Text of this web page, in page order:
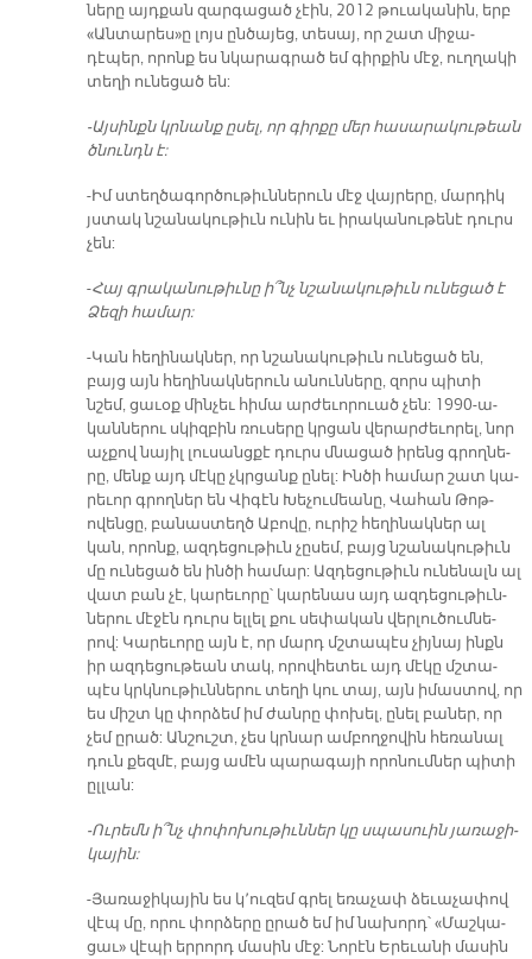
նե­րը այդ­քան զար­գա­ցած չէին, 2012 թուակա­նին, երբ
«Ան­տա­րե­ս»ը լոյս ըն­ծա­յեց, տե­սայ, որ շատ մի­ջա­
դէպեր, որոնք ես նկա­րագ­րած եմ գիր­քին մէջ, ուղ­ղա­կի
տե­ղի ու­նե­ցած են:
-Այ­սինքն կրնանք ը­սել, որ գիր­քը մեր հա­սա­րա­կու­թեան
ծնունդն է:
-Իմ ստեղ­ծա­գոր­ծու­թիւն­նե­րուն մէջ վայրերը, մար­դիկ
յստակ նշանա­կու­թիւն ու­նին եւ ի­րա­կա­նու­թե­նէ դուրս
չեն:
-Հայ գրա­կա­նու­թիւ­նը ի՞նչ նշա­նա­կու­թիւն ու­նե­ցած է
Ձե­զի հա­մար:
-Կան հե­ղի­նակ­ներ, որ նշա­նա­կու­թիւն ու­նե­ցած են,
բայց այն հե­ղի­նակ­նե­րուն ա­նուն­նե­րը, զորս պի­տի
նշեմ, ցա­ւօք մին­չեւ հի­մա ար­ժե­ւո­րուած չեն: 1990-ա­
կան­նե­րու սկիզբին ռուս­ե­րը կրցան վե­րար­ժե­ւո­րել, նոր
աչ­քով նա­յիլ լու­սանց­քէ դուրս մնա­ցած ի­րենց գրող­նե­
րը, մենք այդ մէ­կը չկրցանք ը­նել: Ինծի հա­մար շատ կա­
րե­ւոր գրող­ներ են Վի­գէն Խե­չու­մեա­նը, Վա­հան Թոթ­
ովեն­ցը, բա­նաս­տեղծ Ա­բո­վը, ու­րիշ հե­ղի­նակ­ներ ալ
կան, ո­րոնք, ազ­դե­ցու­թիւն չը­սեմ, բայց նշա­նա­կու­թիւն
մը ու­նե­ցած են ին­ծի հա­մար: Ազ­դե­ցու­թիւն ու­նե­նալն ալ
վատ բան չէ, կա­րե­ւո­րը՝ կա­րենաս այդ ազ­դե­ցու­թիւն­
նե­րու մէ­ջէն դուրս ել­լել քու սե­փա­կան վեր­լու­ծում­նե­
րով: Կա­րե­ւորը այն է, որ մարդ մշտա­պէս չիյ­նայ ինքն
իր ազ­դե­ցու­թեան տակ, ո­րով­հե­տեւ այդ մէ­կը մշտա­
պէս կրկնու­թիւն­­ներու տե­ղի կու­ տայ, այն ի­մաս­տով, որ
ես միշտ կը փոր­ձեմ իմ ժանրը փո­խել, ը­նել բա­ներ, որ
չեմ ը­րած: Ան­շուշտ, չես կրնար ամ­բող­ջովին հե­ռա­նալ
դուն քեզ­մէ, բայց ա­մէն պա­րա­գա­յի ո­րո­նում­ներ պի­տի
ըլ­լան:
-Ու­րեմն ի՞նչ փո­փո­խու­թիւն­ներ կը սպա­սուին յա­ռա­ջի­
կա­յին:
-Յա­ռա­ջի­կա­յին ես կ՚ու­զեմ գրել ե­ռա­չափ ձե­ւա­չա­փով
վէպ մը, ո­րու փոր­ձե­րը ը­րած եմ իմ նա­խորդ՝ «Մաշ­կա­
ցաւ» վէ­պի եր­րորդ մա­սին մէջ: Նո­րէն Ե­րե­ւա­նի մա­սին